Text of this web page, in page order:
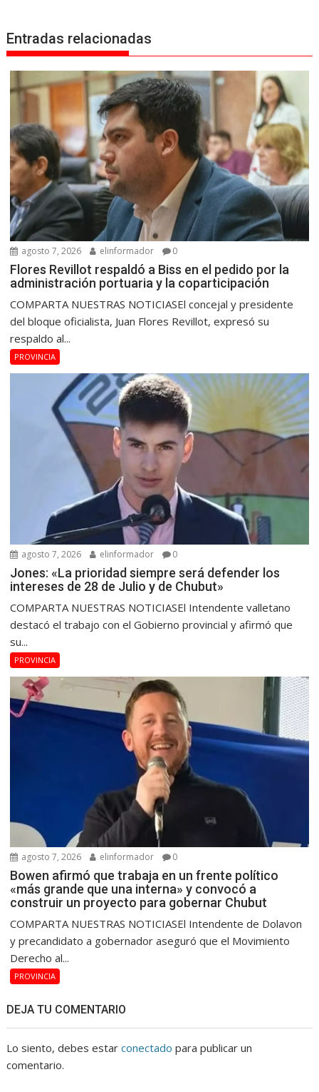
Entradas relacionadas
agosto 7, 2026 elinformador 0
Flores Revillot respaldó a Biss en el pedido por la
administración portuaria y la coparticipación
COMPARTA NUESTRAS NOTICIASEl concejal y presidente
del bloque oficialista, Juan Flores Revillot, expresó su
respaldo al...
PROVINCIA
agosto 7, 2026 elinformador 0
Jones: «La prioridad siempre será defender los
intereses de 28 de Julio y de Chubut»
COMPARTA NUESTRAS NOTICIASEl Intendente valletano
destacó el trabajo con el Gobierno provincial y afirmó que
su...
PROVINCIA
agosto 7, 2026 elinformador 0
Bowen afirmó que trabaja en un frente político
«más grande que una interna» y convocó a
construir un proyecto para gobernar Chubut
COMPARTA NUESTRAS NOTICIASEl Intendente de Dolavon
y precandidato a gobernador aseguró que el Movimiento
Derecho al...
PROVINCIA
DEJA TU COMENTARIO
Lo siento, debes estarconectado para publicar un
comentario.